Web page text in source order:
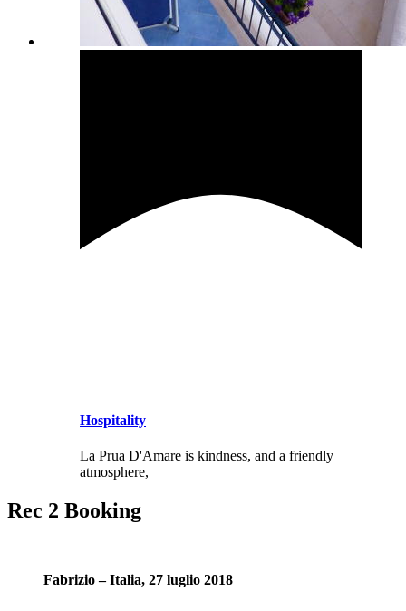
Hospitality
La Prua D'Amare is kindness, and a friendly
atmosphere,
Rec 2 Booking
Fabrizio – Italia, 27 luglio 2018